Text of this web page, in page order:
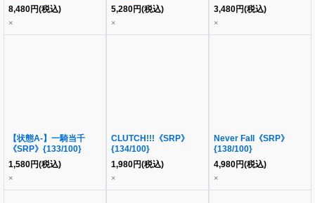
8,480円(税込)
×
5,280円(税込)
×
3,480円(税込)
×
【状態A-】一騎当千
《SRP》{133/100}
1,580円(税込)
×
CLUTCH!!!《SRP》
{134/100}
1,980円(税込)
×
Never Fall《SRP》
{138/100}
4,980円(税込)
×